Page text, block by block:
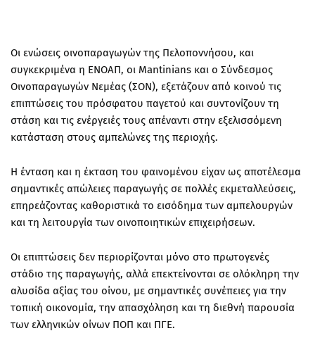
Οι ενώσεις οινοπαραγωγών της Πελοποννήσου, και
συγκεκριμένα η ΕΝΟΑΠ, οι Mantinians και ο Σύνδεσμος
Οινοπαραγωγών Νεμέας (ΣΟΝ), εξετάζουν από κοινού τις
επιπτώσεις του πρόσφατου παγετού και συντονίζουν τη
στάση και τις ενέργειές τους απέναντι στην εξελισσόμενη
κατάσταση στους αμπελώνες της περιοχής.
Η ένταση και η έκταση του φαινομένου είχαν ως αποτέλεσμα
σημαντικές απώλειες παραγωγής σε πολλές εκμεταλλεύσεις,
επηρεάζοντας καθοριστικά το εισόδημα των αμπελουργών
και τη λειτουργία των οινοποιητικών επιχειρήσεων.
Οι επιπτώσεις δεν περιορίζονται μόνο στο πρωτογενές
στάδιο της παραγωγής, αλλά επεκτείνονται σε ολόκληρη την
αλυσίδα αξίας του οίνου, με σημαντικές συνέπειες για την
τοπική οικονομία, την απασχόληση και τη διεθνή παρουσία
των ελληνικών οίνων ΠΟΠ και ΠΓΕ.